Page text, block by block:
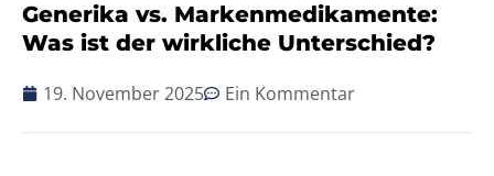
Generika vs. Markenmedikamente:
Was ist der wirkliche Unterschied?
19. November 2025 Ein Kommentar